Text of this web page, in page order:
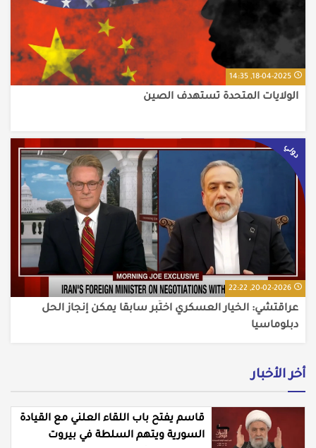
18-04-2025, 14:35
الولايات المتحدة تستهدف الصين
دولي
20-02-2026, 22:22
عراقتشي: الخيار العسكري اختُبر سابقا يمكن إنجاز الحل
دبلوماسيا
أخر الأخبار
قاسم يفتح باب اللقاء العلني مع القيادة
السورية ويتهم السلطة في بيروت